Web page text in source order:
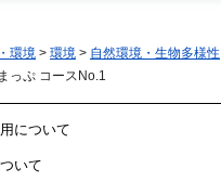
環境 > 環境 > 自然環境・生物多様性
っぷ コースNo.1
について
いて